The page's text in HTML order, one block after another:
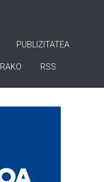
PUBLIZITATEA
RSS